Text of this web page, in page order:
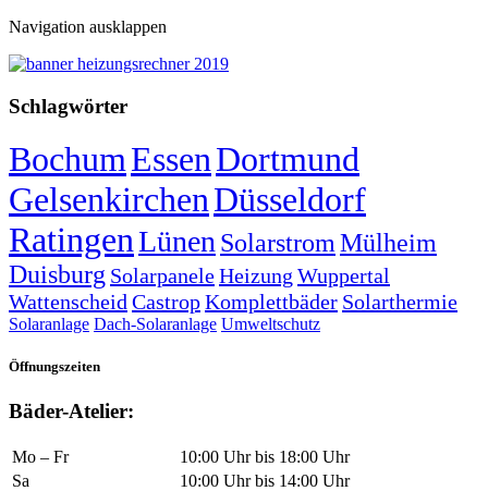
Navigation ausklappen
Schlagwörter
BochumEssenDortmund
GelsenkirchenDüsseldorf
RatingenLünen Solarstrom Mülheim
Duisburg SolarpaneleHeizung Wuppertal
Wattenscheid CastropKomplettbäder Solarthermie
Solaranlage Dach-Solaranlage Umweltschutz
Öffnungszeiten
Bäder-Atelier:
Mo – Fr
10:00 Uhr bis 18:00 Uhr
Sa
10:00 Uhr bis 14:00 Uhr